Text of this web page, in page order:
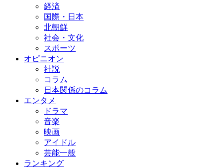
経済
国際・日本
北朝鮮
社会・文化
スポーツ
オピニオン
社説
コラム
日本関係のコラム
エンタメ
ドラマ
音楽
映画
アイドル
芸能一般
ランキング